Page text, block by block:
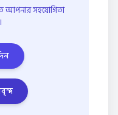
আপনার সহযোগিতা